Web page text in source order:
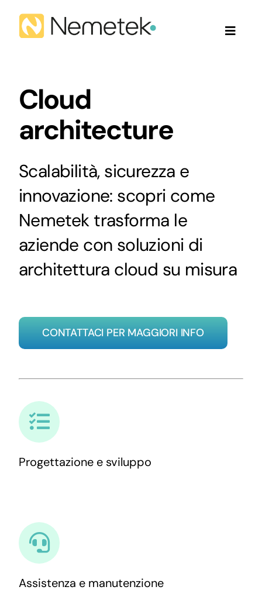
Toggle
Partner e clienti
Cloud
architecture
Scalabilità, sicurezza e
innovazione: scopri come
Nemetek trasforma le
aziende con soluzioni di
architettura cloud su misura
CONTATTACI PER MAGGIORI INFO
Progettazione e sviluppo
Assistenza e manutenzione